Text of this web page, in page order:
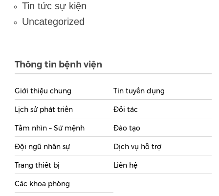
Tin tức sự kiện
Uncategorized
Thông tin bệnh viện
Giới thiệu chung
Lịch sử phát triển
Tầm nhìn – Sứ mệnh
Đội ngũ nhân sự
Trang thiết bị
Các khoa phòng
Tin tuyển dụng
Đối tác
Đào tạo
Dịch vụ hỗ trợ
Liên hệ